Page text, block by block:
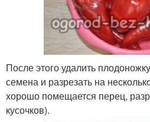
После этого удалить
семена и разрезать на
хорошо помещается перец,
кусочков).